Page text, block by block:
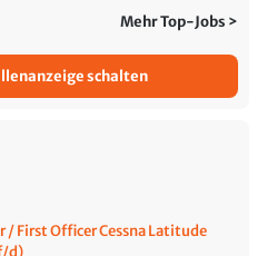
Mehr Top-Jobs >
schalten
/ First Officer Cessna Latitude